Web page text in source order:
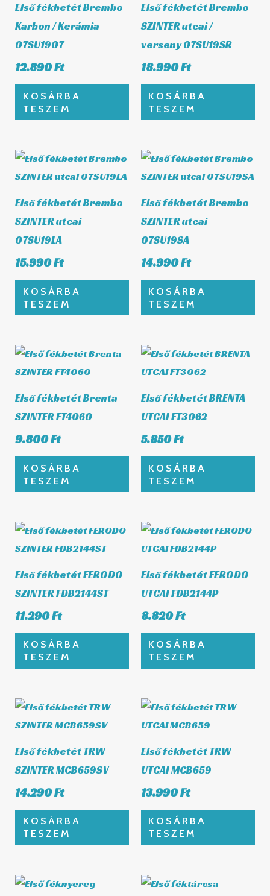
Első fékbetét Brembo
Karbon / Kerámia
07SU1907
12.890Ft
KOSÁRBA
TESZEM
Első fékbetét Brembo
SZINTER utcai /
verseny 07SU19SR
18.990Ft
KOSÁRBA
TESZEM
Első fékbetét Brembo
SZINTER utcai
07SU19LA
15.990Ft
KOSÁRBA
TESZEM
Első fékbetét Brembo
SZINTER utcai
07SU19SA
14.990Ft
KOSÁRBA
TESZEM
Első fékbetét Brenta
SZINTER FT4060
9.800Ft
KOSÁRBA
TESZEM
Első fékbetét BRENTA
UTCAI FT3062
5.850Ft
KOSÁRBA
TESZEM
Első fékbetét FERODO
SZINTER FDB2144ST
11.290Ft
KOSÁRBA
TESZEM
Első fékbetét FERODO
UTCAI FDB2144P
8.820Ft
KOSÁRBA
TESZEM
Első fékbetét TRW
SZINTER MCB659SV
14.290Ft
KOSÁRBA
TESZEM
Első fékbetét TRW
UTCAI MCB659
13.990Ft
KOSÁRBA
TESZEM